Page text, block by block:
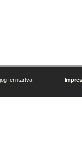
fenntartva.